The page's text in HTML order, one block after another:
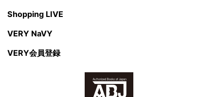
Shopping LIVE
VERY NaVY
VERY会員登録